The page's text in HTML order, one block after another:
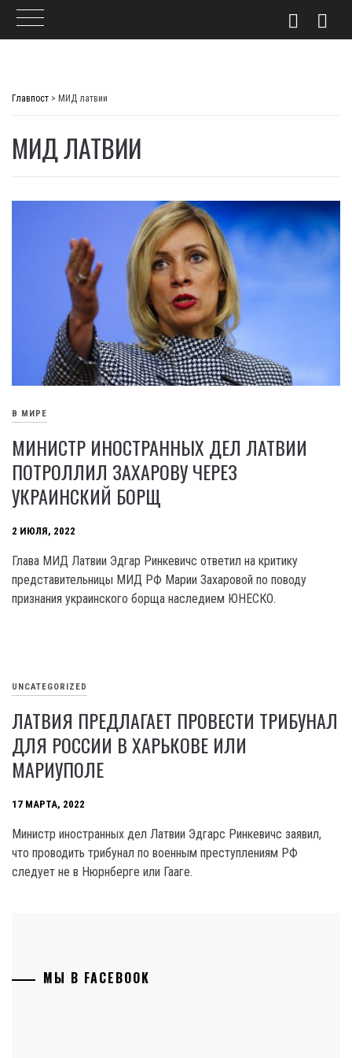
Главпост > МИД латвии
МИД ЛАТВИИ
В МИРЕ
МИНИСТР ИНОСТРАННЫХ ДЕЛ ЛАТВИИ
ПОТРОЛЛИЛ ЗАХАРОВУ ЧЕРЕЗ
УКРАИНСКИЙ БОРЩ
2 ИЮЛЯ, 2022
Глава МИД Латвии Эдгар Ринкевичс ответил на критику
представительницы МИД РФ Марии Захаровой по поводу
признания украинского борща наследием ЮНЕСКО.
UNCATEGORIZED
ЛАТВИЯ ПРЕДЛАГАЕТ ПРОВЕСТИ ТРИБУНАЛ
ДЛЯ РОССИИ В ХАРЬКОВЕ ИЛИ
МАРИУПОЛЕ
17 МАРТА, 2022
Министр иностранных дел Латвии Эдгарс Ринкевичс заявил,
что проводить трибунал по военным преступлениям РФ
следует не в Нюрнберге или Гааге.
МЫ В FACEBOOK